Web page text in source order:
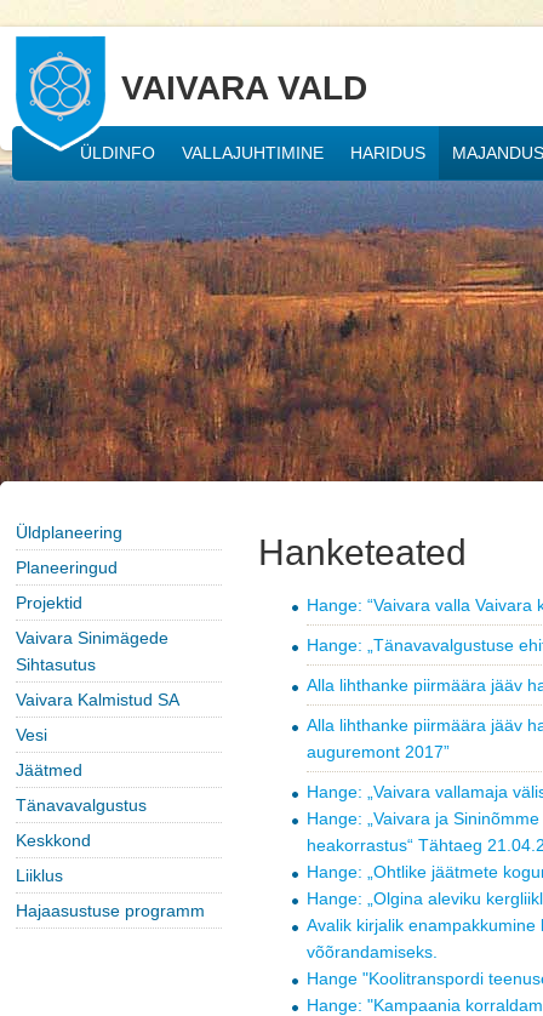
VAIVARA VALD
ÜLDINFO VALLAJUHTIMINE HARIDUS MAJANDUS
Üldplaneering
Planeeringud
Projektid
Vaivara Sinimägede
Sihtasutus
Vaivara Kalmistud SA
Vesi
Jäätmed
Tänavavalgustus
Keskkond
Liiklus
Hajaasustuse programm
Hanketeated
Hange: “Vaivara valla Vaivara
Hange: „Tänavavalgustuse
Alla lihthanke piirmäära jääv
Alla lihthanke piirmäära jääv
auguremont 2017”
Hange: „Vaivara vallamaja
Hange: „Vaivara ja
heakorrastus“ Tähtaeg
Hange: „Ohtlike jäätmete
Hange: „Olgina aleviku
Avalik kirjalik
võõrandamiseks.
Hange "Koolitranspordi
Hange: "Kampaania